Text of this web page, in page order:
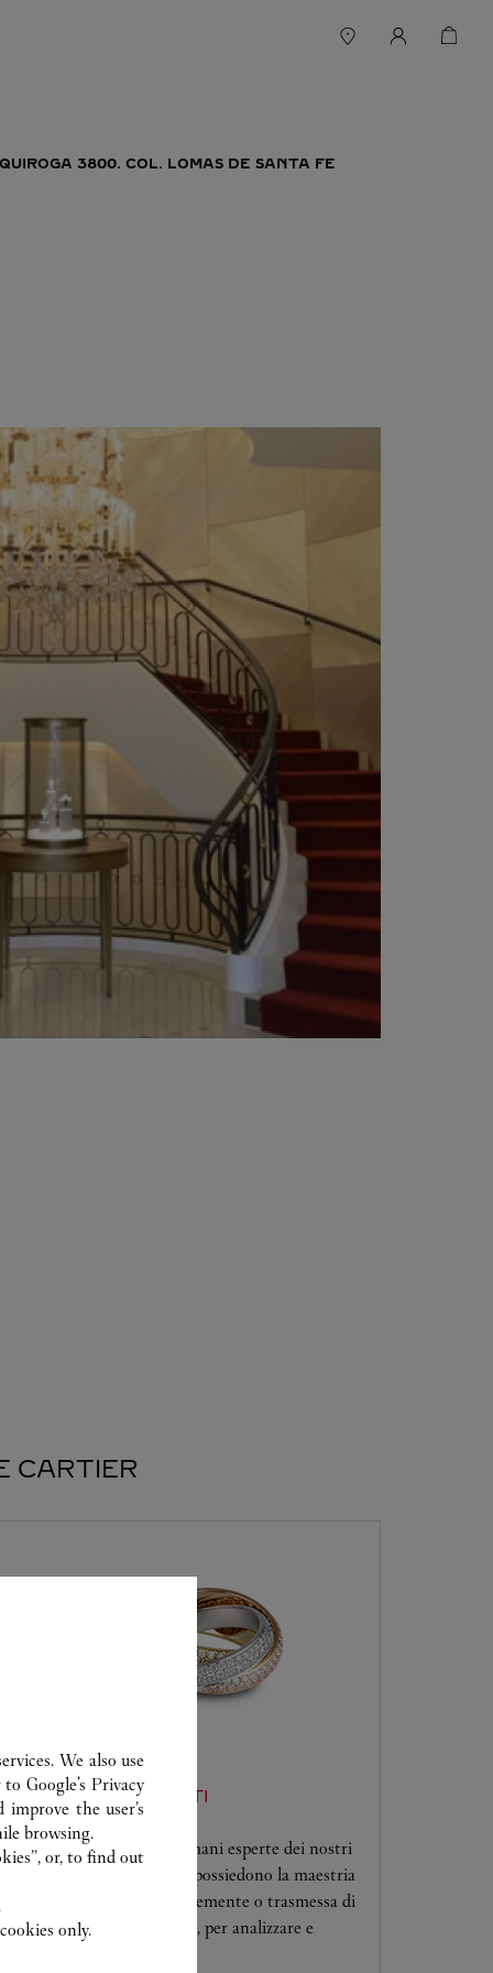
3800. COL. LOMAS DE SANTA FE
CARTIER
ASSISTENZA CLIENTI
Affidi le sue creazioni alle mani esperte dei nostri
artigiani Cartier. Solo loro possiedono la maestria
necessaria, acquisita recentemente o trasmessa di
generazione in generazione, per analizzare e
We also use
toGoogle's Privacy
the user’s
browsing.
or, to find out
only.